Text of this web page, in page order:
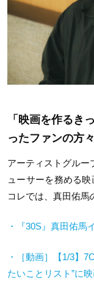
「映画を作るき
ったファンの方々
アーティストグルー
ューサーを務める映
コレでは、真田佑馬
・『30S 』真田佑馬
・［動画］【1/3】
たいことリスト”に